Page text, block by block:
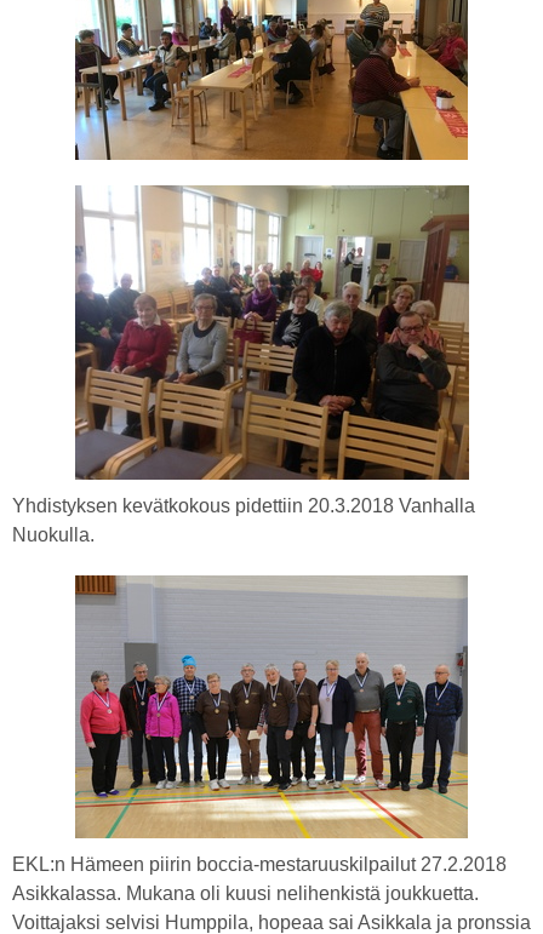
Yhdistyksen kevätkokous pidettiin 20.3.2018 Vanhalla
Nuokulla.
EKL:n Hämeen piirin boccia-mestaruuskilpailut 27.2.2018
Asikkalassa. Mukana oli kuusi nelihenkistä joukkuetta.
Voittajaksi selvisi Humppila, hopeaa sai Asikkala ja pronssia